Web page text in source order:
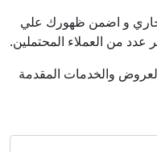
ظهورك علي
المحتملين.
المقدمة